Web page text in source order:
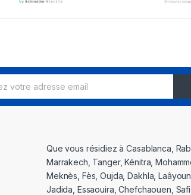
Que vous résidiez à Casablanca,
Marrakech, Tanger, Kénitra,
Meknès, Fès, Oujda, Dakhla,
Jadida, Essaouira, Chefchaouen,